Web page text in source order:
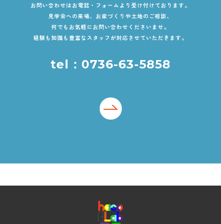
お問い合わせはお電話・フォームより受け付けております。
見学会への来場、お家づくりや土地のご相談、
何でもお気軽にお問い合わせくださいませ。
経験も知識も豊富なスタッフが対応させていただきます。
tel：0736-63-5858